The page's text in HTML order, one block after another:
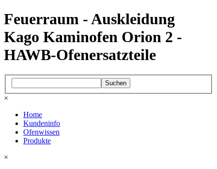
Feuerraum - Auskleidung
Kago Kaminofen Orion 2 -
HAWB-Ofenersatzteile
Suchen
×
Home
Kundeninfo
Ofenwissen
Produkte
×